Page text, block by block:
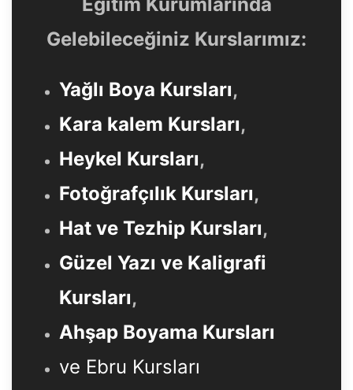
Eğitim Kurumlarında
Gelebileceğiniz Kurslarımız:
Yağlı Boya Kursları,
Kara kalem Kursları,
Heykel Kursları,
Fotoğrafçılık Kursları,
Hat ve Tezhip Kursları,
Güzel Yazı ve Kaligrafi
Kursları,
Ahşap Boyama Kursları
ve Ebru Kursları